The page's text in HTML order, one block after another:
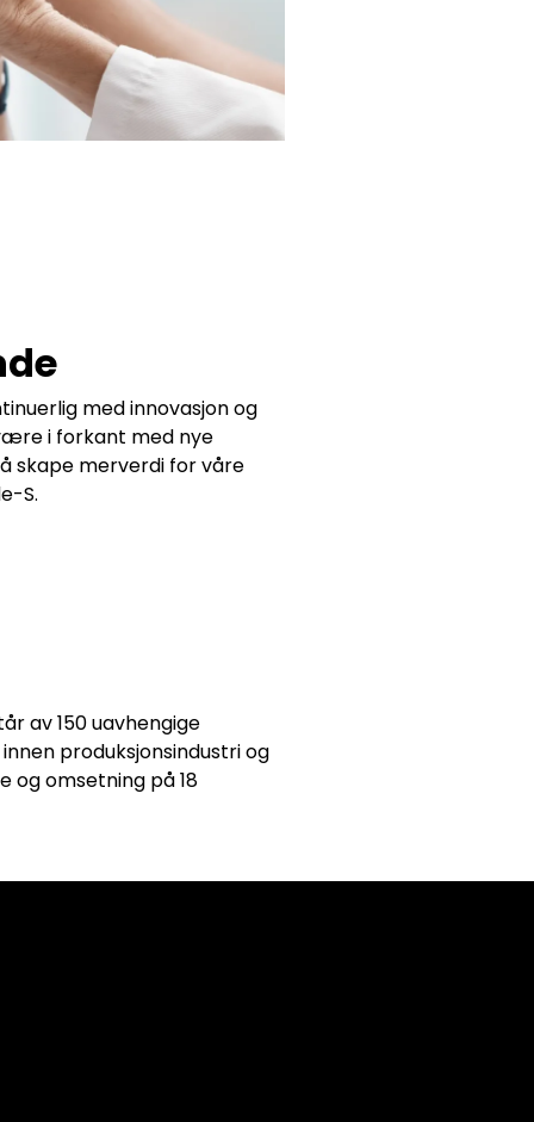
med innovasjon og
i forkant med nye
skape merverdi for våre
S.
av 150 uavhengige
produksjonsindustri og
og omsetning på 18